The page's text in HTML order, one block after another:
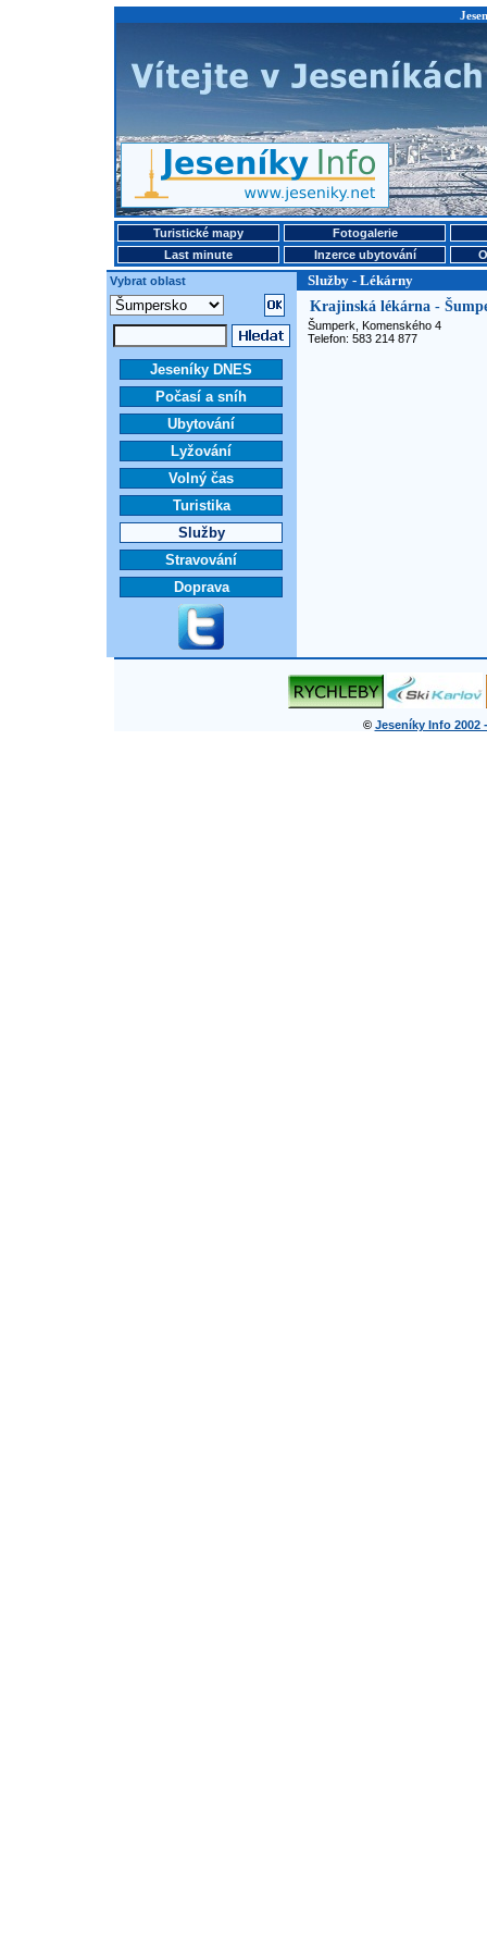
Turistické mapy
Fotogalerie
Last minute
Inzerce ubytování
Vybrat oblast
Služby - Lékárny
Jeseníky DNES
Počasí a sníh
Ubytování
Lyžování
Volný čas
Turistika
Služby
Stravování
Doprava
Krajinská lékárna -
Šumperk, Komenského 4
Telefon: 583 214 877
© Jeseníky Info 2002